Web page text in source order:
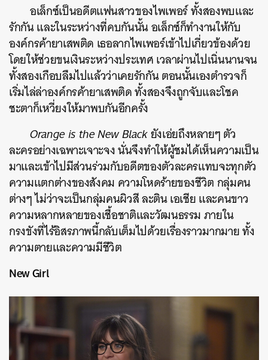
อเล็กซ์เป็นอดีตแฟนสาวของไพเพอร์ ทั้งสองพบและ
รักกัน และในระหว่างที่คบกันนั้น อเล็กซ์ก็ทำงานให้กับ
องค์กรค้ายาเสพติด เธอลากไพเพอร์เข้าไปเกี่ยวข้องด้วย
โดยให้ช่วยขนเงินระหว่างประเทศ เวลาผ่านไปเนิ่นนานจน
ทั้งสองเกือบลืมไปแล้วว่าเคยรักกัน ตอนนั้นเองตำรวจก็
เริ่มไล่ล่าองค์กรค้ายาเสพติด ทั้งสองจึงถูกจับและโชค
ชะตาก็เหวี่ยงให้มาพบกันอีกครั้ง
Orange is the New Blackยังเอ่ยถึงหลายๆ ตัว
ละครอย่างเฉพาะเจาะจง นั่นจึงทำให้ผู้ชมได้เห็นความเป็น
มาและเข้าไปมีส่วนร่วมกับอดีตของตัวละครแทบจะทุกตัว
ความแตกต่างของสังคม ความโหดร้ายของชีวิต กลุ่มคน
ต่างๆ ไม่ว่าจะเป็นกลุ่มคนผิวสี ละติน เอเชีย และคนขาว
ความหลากหลายของเชื้อชาติและวัฒนธรรม ภายใน
กรงขังที่ไร้อิสรภาพนี้กลับเต็มไปด้วยเรื่องราวมากมาย ทั้ง
ความตายและความมีชีวิต
New Girl
ค้นหา
SHARE TWEET LINE EMAIL